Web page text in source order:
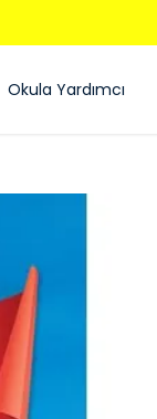
Okula Yardımcı